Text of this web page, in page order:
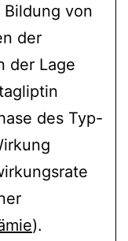
von
der
der Lage
des Typ-
).